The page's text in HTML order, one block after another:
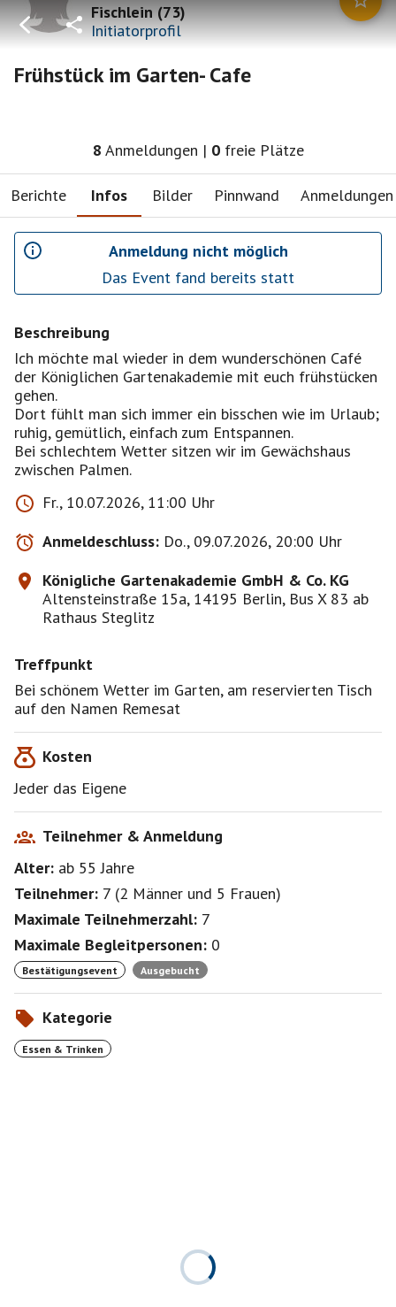
Fischlein(73)
Initiatorprofil
Frühstück im Garten- Cafe
8 Anmeldungen | 0 freie Plätze
Berichte Infos Bilder Pinnwand Anmeldungen
Anmeldung nicht möglich
Das Event fand bereits statt
Beschreibung
Ich möchte mal wieder in dem wunderschönen Café
der Königlichen Gartenakademie mit euch frühstücken
gehen.
Dort fühlt man sich immer ein bisschen wie im Urlaub;
ruhig, gemütlich, einfach zum Entspannen.
Bei schlechtem Wetter sitzen wir im Gewächshaus
zwischen Palmen.
Fr., 10.07.2026, 11:00 Uhr
Anmeldeschluss: Do., 09.07.2026, 20:00 Uhr
Königliche Gartenakademie GmbH & Co. KG
Altensteinstraße 15a, 14195 Berlin, Bus X 83 ab
Rathaus Steglitz
Treffpunkt
Bei schönem Wetter im Garten, am reservierten Tisch
auf den Namen Remesat
Kosten
Jeder das Eigene
Teilnehmer & Anmeldung
Alter: ab 55Jahre
Teilnehmer: 7 (2 Männer und 5 Frauen)
Maximale Teilnehmerzahl: 7
Maximale Begleitpersonen: 0
Bestätigungsevent Ausgebucht
Kategorie
Essen & Trinken